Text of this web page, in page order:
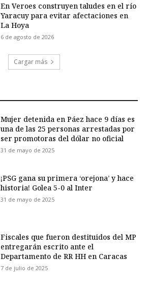
En Veroes construyen taludes en el río
Yaracuy para evitar afectaciones en
La Hoya
6 de agosto de 2026
Cargar más
Mujer detenida en Páez hace 9 días es
una de las 25 personas arrestadas por
ser promotoras del dólar no oficial
31 de mayo de 2025
¡PSG gana su primera ‘orejona’ y hace
historia! Golea 5-0 al Inter
31 de mayo de 2025
Fiscales que fueron destituidos del MP
entregarán escrito ante el
Departamento de RR HH en Caracas
7 de julio de 2025